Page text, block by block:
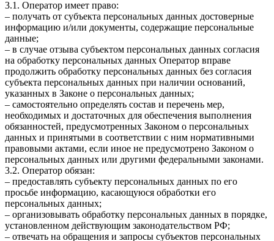
3.1. Оператор имеет право:
– получать от субъекта персональных данных достоверные
информацию и/или документы, содержащие персональные
данные;
– в случае отзыва субъектом персональных данных согласия
на обработку персональных данных Оператор вправе
продолжить обработку персональных данных без согласия
субъекта персональных данных при наличии оснований,
указанных в Законе о персональных данных;
– самостоятельно определять состав и перечень мер,
необходимых и достаточных для обеспечения выполнения
обязанностей, предусмотренных Законом о персональных
данных и принятыми в соответствии с ним нормативными
правовыми актами, если иное не предусмотрено Законом о
персональных данных или другими федеральными законами.
3.2. Оператор обязан:
– предоставлять субъекту персональных данных по его
просьбе информацию, касающуюся обработки его
персональных данных;
– организовывать обработку персональных данных в порядке,
установленном действующим законодательством РФ;
– отвечать на обращения и запросы субъектов персональных